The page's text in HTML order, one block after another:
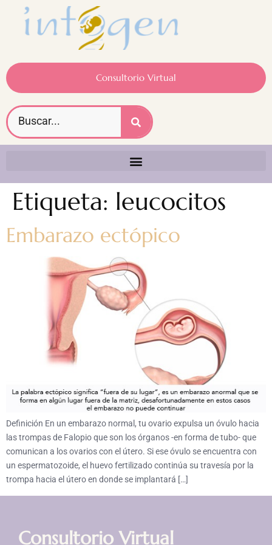
Consultorio Virtual
Etiqueta: leucocitos
Embarazo ectópico
Definición En un embarazo normal, tu ovario expulsa un óvulo hacia
las trompas de Falopio que son los órganos -en forma de tubo- que
comunican a los ovarios con el útero. Si ese óvulo se encuentra con
un espermatozoide, el huevo fertilizado continúa su travesía por la
trompa hacia el útero en donde se implantará […]
Consultorio Virtual